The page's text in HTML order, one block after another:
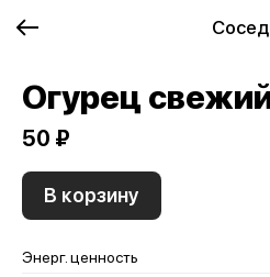
Огурец
50 ₽
В корзину
Энерг. ценность